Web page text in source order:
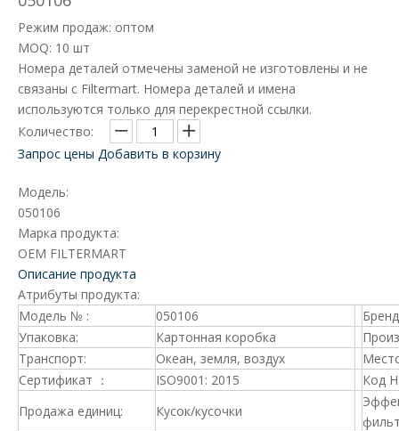
Режим продаж: оптом
MOQ: 10 шт
Номера деталей отмечены заменой не изготовлены и не
связаны с Filtermart. Номера деталей и имена
используются только для перекрестной ссылки.
Количество:
Запрос цены Добавить в корзину
Модель:
050106
Марка продукта:
OEM FILTERMART
Описание продукта
Атрибуты продукта:
Модель № :
050106
Упаковка:
Картонная коробка
Транспорт:
Океан, земля, воздух
Сертификат ：
ISO9001: 2015
Код
Продажа единиц:
Кусок/кусочки